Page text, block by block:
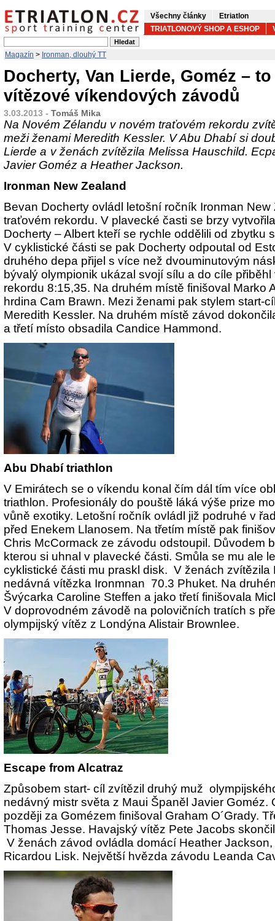
Všechny články
Etriatlon
TRIATLONOVÝ SHOP A ESHOP
Magazín > Ironman, dlouhý TT
Docherty, Van Lierde, Goméz –
vítězové víkendových závodů
3.03.2013 - Tomáš Mika
Na Novém Zélandu v novém traťovém rekordu
meži ženami Meredith Kessler. V Abu Dhabí si
Lierde a v ženách zvítězila Melissa Hauschild.
Javier Goméz a Heather Jackson.
Ironman New Zealand
Bevan Docherty ovládl letošní ročník Ironman
traťovém rekordu. V plavecké časti se brzy
Docherty – Albert kteří se rychle oddělili od zbytku
V cyklistické části se pak Docherty odpoutal od
druhého depa přijel s více než dvouminutovým
bývalý olympionik ukázal svojí sílu a do cíle
rekordu 8:15,35. Na druhém místě finišoval Marko
hrdina Cam Brawn. Mezi ženami pak stylem start-
Meredith Kessler. Na druhém místě závod
a třetí místo obsadila Candice Hammond.
Abu Dhabí triathlon
V Emirátech se o víkendu konal čím dál tím více
triathlon. Profesionály do pouště láká výše prize
vůně exotiky. Letošní ročník ovládl již podruhé v
před Enekem Llanosem. Na třetím místě pak
Chris McCormack ze závodu odstoupil. Důvodem
kterou si uhnal v plavecké části. Smůla se mu ale
cyklistické části mu praskl disk. V ženách zvítězila
nedávná vítězka Ironmnan 70.3 Phuket. Na
Švýcarka Caroline Steffen a jako třetí finišovala
V doprovodném závodě na polovičních tratích s
olympijský vítěz z Londýna Alistair Brownlee.
Escape from Alcatraz
Způsobem start- cíl zvítězil druhý muž
nedávný mistr světa z Maui Španěl Javier Goméz.
později za Gomézem finišoval Graham O´Grady.
Thomas Jesse. Havajský vítěz Pete Jacobs
V ženách závod ovládla domácí Heather
Ricardou Lisk. Největší hvězda závodu Leanda